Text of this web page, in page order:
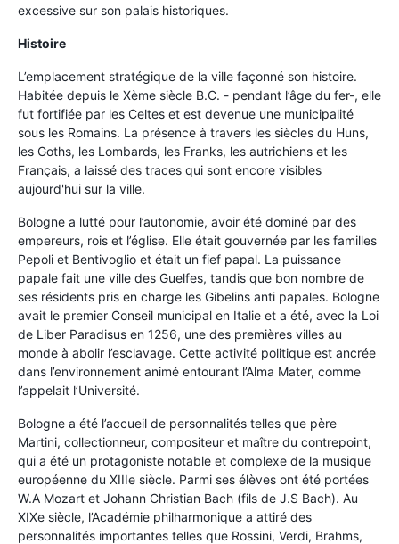
excessive sur son palais historiques.
Histoire
L’emplacement stratégique de la ville façonné son histoire.
Habitée depuis le Xème siècle B.C. - pendant l’âge du fer-, elle
fut fortifiée par les Celtes et est devenue une municipalité
sous les Romains. La présence à travers les siècles du Huns,
les Goths, les Lombards, les Franks, les autrichiens et les
Français, a laissé des traces qui sont encore visibles
aujourd'hui sur la ville.
Bologne a lutté pour l’autonomie, avoir été dominé par des
empereurs, rois et l’église. Elle était gouvernée par les familles
Pepoli et Bentivoglio et était un fief papal. La puissance
papale fait une ville des Guelfes, tandis que bon nombre de
ses résidents pris en charge les Gibelins anti papales. Bologne
avait le premier Conseil municipal en Italie et a été, avec la Loi
de Liber Paradisus en 1256, une des premières villes au
monde à abolir l’esclavage. Cette activité politique est ancrée
dans l’environnement animé entourant l’Alma Mater, comme
l’appelait l’Université.
Bologne a été l’accueil de personnalités telles que père
Martini, collectionneur, compositeur et maître du contrepoint,
qui a été un protagoniste notable et complexe de la musique
européenne du XIIIe siècle. Parmi ses élèves ont été portées
W.A Mozart et Johann Christian Bach (fils de J.S Bach). Au
XIXe siècle, l’Académie philharmonique a attiré des
personnalités importantes telles que Rossini, Verdi, Brahms,